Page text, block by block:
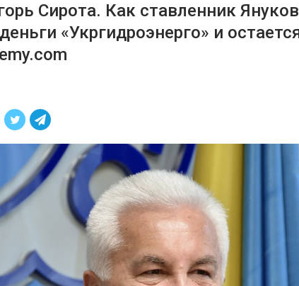
Сирота. Как ставленник
«Укргидроэнерго» и